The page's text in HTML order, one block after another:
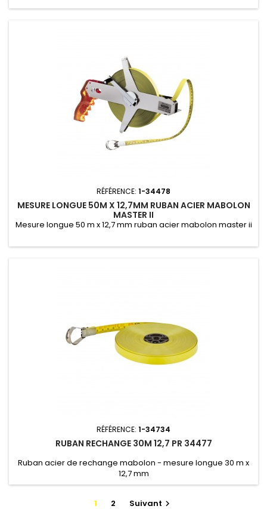
RÉFÉRENCE: 1-34478
MESURE LONGUE 50M X 12,7MM RUBAN ACIER MABOLON
MASTER II
Mesure longue 50 m x 12,7 mm ruban acier mabolon master ii
RÉFÉRENCE: 1-34734
RUBAN RECHANGE 30M 12,7 PR 34477
Ruban acier de rechange mabolon - mesure longue 30 m x
12,7 mm
1 2 Suivant 